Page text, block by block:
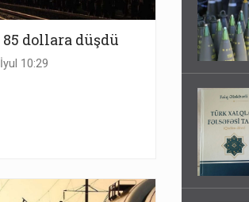
dollara düşdü
10:29